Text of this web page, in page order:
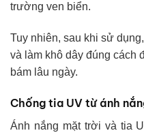
trường ven biển.
Tuy nhiên, sau khi sử
và làm khô dây đúng cách
bám lâu ngày.
Chống tia UV từ ánh
Ánh nắng mặt trời và tia